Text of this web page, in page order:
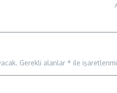
Gerekli alanlar * ile